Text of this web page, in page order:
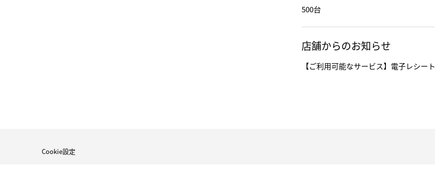
500台
店舗からのお知らせ
【ご利用可能なサービス】電子レシート
Cookie設定